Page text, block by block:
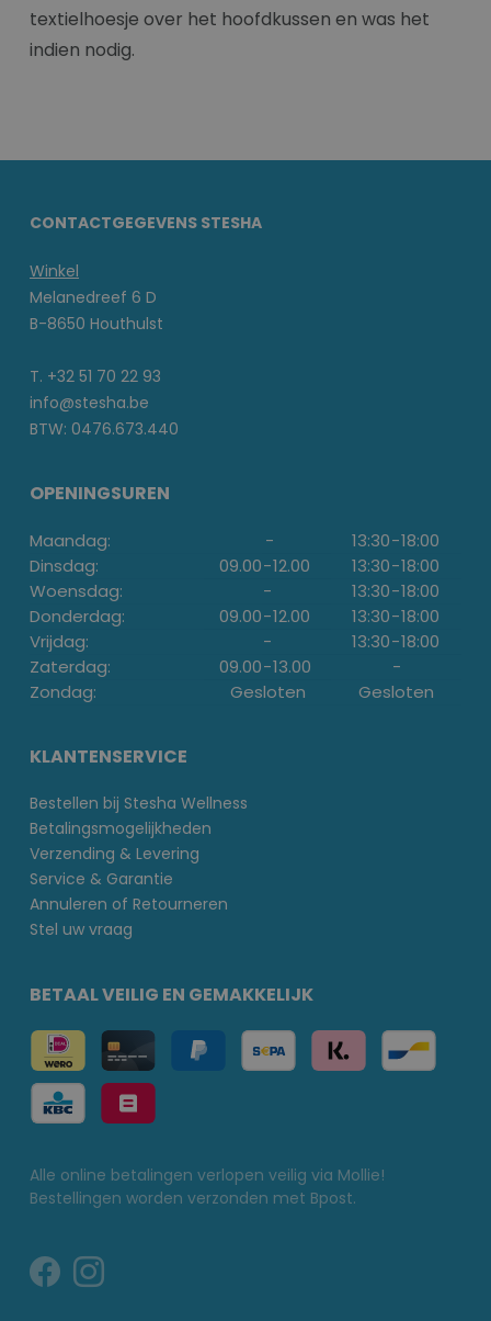
textielhoesje over het hoofdkussen en was het
indien nodig.
CONTACTGEGEVENS STESHA
Winkel
Melanedreef 6 D
B-8650 Houthulst
T. +32 51 70 22 93
info@stesha.be
BTW: 0476.673.440
OPENINGSUREN
Maandag: - 13:30-18:00
Dinsdag:
09.00-12.00 13:30-18:00
Woensdag:
- 13:30-18:00
Donderdag:
09.00-12.00 13:30-18:00
Vrijdag:
- 13:30-18:00
Zaterdag:
09.00-13.00
-
Zondag:
Gesloten Gesloten
KLANTENSERVICE
Bestellen bij Stesha Wellness
Betalingsmogelijkheden
Verzending & Levering
Service & Garantie
Annuleren of Retourneren
Stel uw vraag
BETAAL VEILIG EN GEMAKKELIJK
Alle online betalingen verlopen veilig via Mollie!
Bestellingen worden verzonden met Bpost.